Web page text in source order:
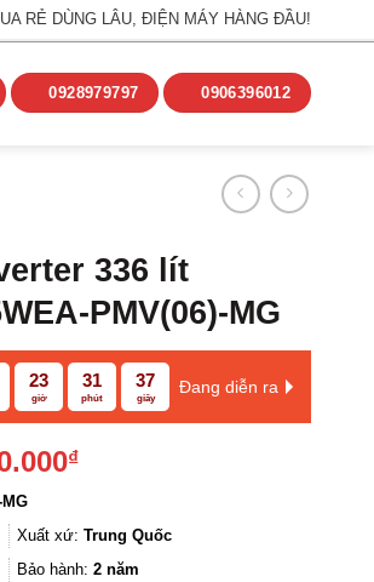
RẺ DÙNG LÂU, ĐIỆN MÁY HÀNG ĐẦU!
0928979797 0906396012
336 lít
PMV(06)-MG
23
giờ
31
phút
37
giây
Đang diễn ra
₫Giá
là:
9.990.000₫.
Xuất xứ:Trung Quốc
Bảo hành:2 năm